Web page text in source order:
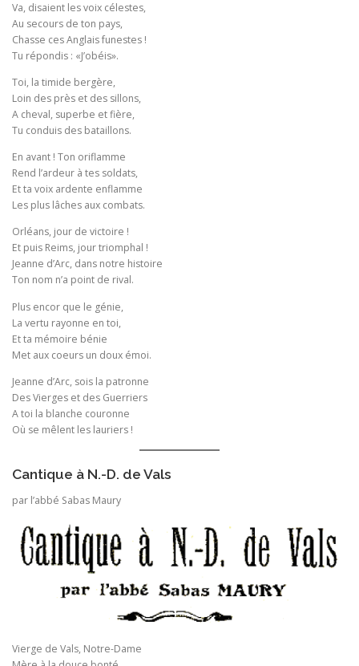
Va, disaient les voix célestes,
Au secours de ton pays,
Chasse ces Anglais funestes !
Tu répondis : «J’obéis».
Toi, la timide bergère,
Loin des près et des sillons,
A cheval, superbe et fière,
Tu conduis des bataillons.
En avant ! Ton oriflamme
Rend l’ardeur à tes soldats,
Et ta voix ardente enflamme
Les plus lâches aux combats.
Orléans, jour de victoire !
Et puis Reims, jour triomphal !
Jeanne d’Arc, dans notre histoire
Ton nom n’a point de rival.
Plus encor que le génie,
La vertu rayonne en toi,
Et ta mémoire bénie
Met aux coeurs un doux émoi.
Jeanne d’Arc, sois la patronne
Des Vierges et des Guerriers
A toi la blanche couronne
Où se mêlent les lauriers !
Cantique à N.-D. de Vals
par l’abbé Sabas Maury
Vierge de Vals, Notre-Dame